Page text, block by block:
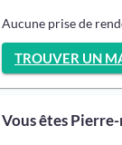
Aucune prise de
TROUVER UN
Vous êtes